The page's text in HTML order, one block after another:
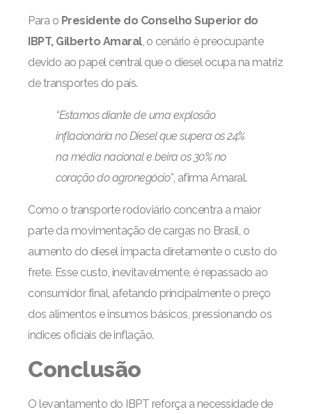
Para o Presidente do Conselho Superior do
IBPT, Gilberto Amaral, o cenário é preocupante
devido ao papel central que o diesel ocupa na matriz
de transportes do país.
“Estamos diante de uma explosão
inflacionária no Diesel que supera os 24%
na média nacional e beira os 30% no
coração do agronegócio”, afirma Amaral.
Como o transporte rodoviário concentra a maior
parte da movimentação de cargas no Brasil, o
aumento do diesel impacta diretamente o custo do
frete. Esse custo, inevitavelmente, é repassado ao
consumidor final, afetando principalmente o preço
dos alimentos e insumos básicos, pressionando os
índices oficiais de inflação.
Conclusão
O levantamento do IBPT reforça a necessidade de